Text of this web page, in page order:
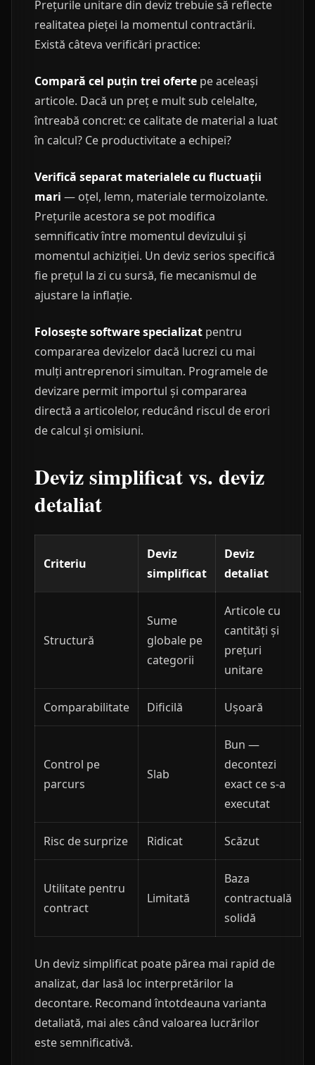
Prețurile unitare din deviz trebuie să reflecte
realitatea pieței la momentul contractării.
Există câteva verificări practice:
Compară cel puțin trei oferte pe aceleași
articole. Dacă un preț e mult sub celelalte,
întreabă concret: ce calitate de material a luat
în calcul? Ce productivitate a echipei?
Verifică separat materialele cu fluctuații
mari — oțel, lemn, materiale termoizolante.
Prețurile acestora se pot modifica
semnificativ între momentul devizului și
momentul achiziției. Un deviz serios specifică
fie prețul la zi cu sursă, fie mecanismul de
ajustare la inflație.
Folosește software specializat pentru
compararea devizelor dacă lucrezi cu mai
mulți antreprenori simultan. Programele de
devizare permit importul și compararea
directă a articolelor, reducând riscul de erori
de calcul și omisiuni.
Deviz simplificat vs. deviz
detaliat
Criteriu
Deviz
simplificat
Deviz
detaliat
Structură
Sume
globale pe
categorii
Articole cu
cantități și
prețuri
unitare
Comparabilitate Dificilă Ușoară
Control pe
parcurs
Slab
Bun —
decontezi
exact ce s-a
executat
Risc de surprize Ridicat Scăzut
Utilitate pentru
contract
Limitată
Baza
contractuală
solidă
Un deviz simplificat poate părea mai rapid de
analizat, dar lasă loc interpretărilor la
decontare. Recomand întotdeauna varianta
detaliată, mai ales când valoarea lucrărilor
este semnificativă.